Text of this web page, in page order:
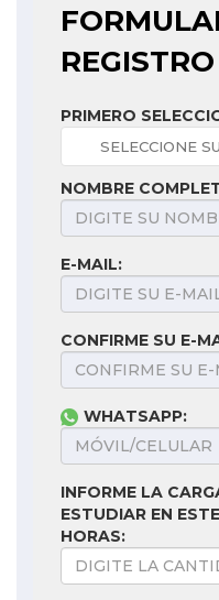
REGISTRO
PRIMERO
NOMBRE
E-MAIL:
CONFIRME SU E-
WHATSAPP:
INFORME LA
ESTUDIAR EN
HORAS: